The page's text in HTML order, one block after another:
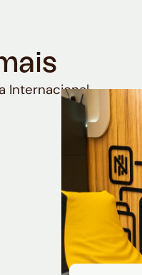
Internacional